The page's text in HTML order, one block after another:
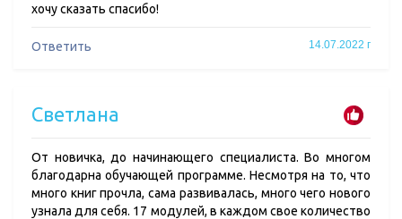
хочу сказать спасибо!
Ответить 14.07.2022 г
Светлана
От новичка, до начинающего специалиста. Во многом
благодарна обучающей программе. Несмотря на то, что
много книг прочла, сама развивалась, много чего нового
узнала для себя. 17 модулей, в каждом свое количество